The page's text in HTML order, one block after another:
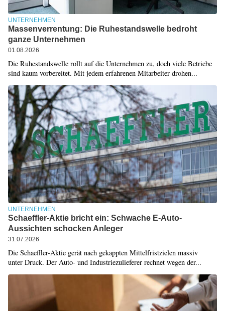
UNTERNEHMEN
Massenverrentung: Die Ruhestandswelle bedroht
ganze Unternehmen
01.08.2026
Die Ruhestandswelle rollt auf die Unternehmen zu, doch viele Betriebe
sind kaum vorbereitet. Mit jedem erfahrenen Mitarbeiter drohen...
UNTERNEHMEN
Schaeffler-Aktie bricht ein: Schwache E-Auto-
Aussichten schocken Anleger
31.07.2026
Die Schaeffler-Aktie gerät nach gekappten Mittelfristzielen massiv
unter Druck. Der Auto- und Industriezulieferer rechnet wegen der...